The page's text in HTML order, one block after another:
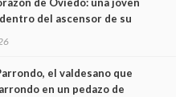
de Oviedo: una joven
del ascensor de su
captan sus últimos minutos
el valdesano que
en un pedazo de